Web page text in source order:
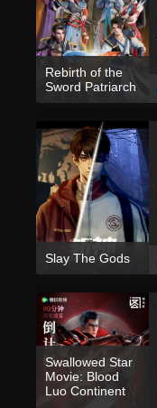
Rebirth of the
Sword Patriarch
Slay The Gods
Swallowed Star
Movie: Blood
Luo Continent